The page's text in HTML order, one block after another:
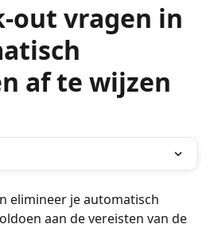
out vragen in
af te wijzen
elimineer je automatisch
aan de vereisten van de